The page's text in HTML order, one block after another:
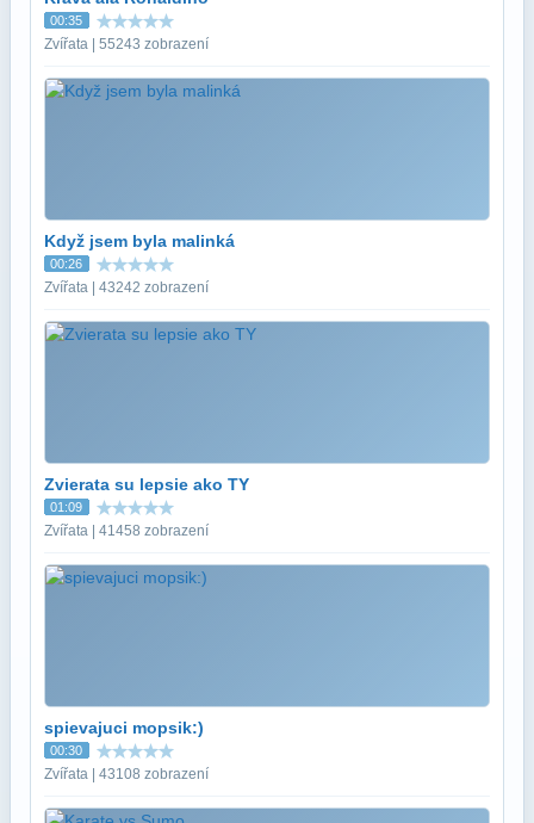
00:35
Zvířata | 55243 zobrazení
Když jsem byla malinká
00:26
Zvířata | 43242 zobrazení
Zvierata su lepsie ako TY
01:09
Zvířata | 41458 zobrazení
spievajuci mopsik:)
00:30
Zvířata | 43108 zobrazení